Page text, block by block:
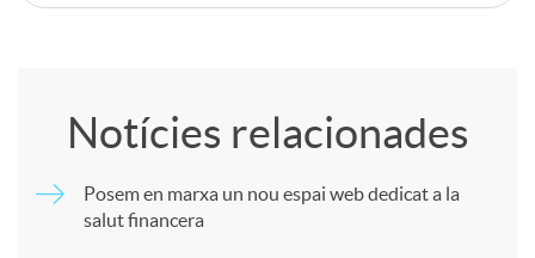
C
m
Notícies relacionades
Posem en marxa un nou espai web dedicat a la
salut financera